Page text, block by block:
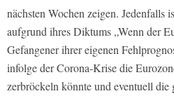
nächsten Wochen zeigen. Jedenfalls
aufgrund ihres Diktums „Wenn der
Gefangener ihrer eigenen
infolge der Corona-Krise die
zerbröckeln könnte und eventuell die